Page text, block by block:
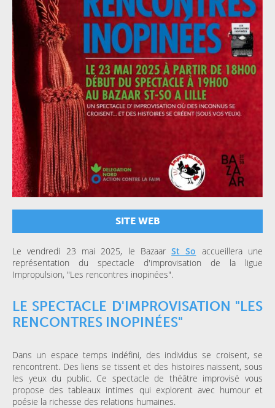
SITE WEB
Le vendredi 23 mai 2025, le BazaarSt So accueillera une
représentation du spectacle d'improvisation de la ligue
Impropulsion, "Les rencontres inopinées".
LE SPECTACLE D'IMPROVISATION "LES
RENCONTRES INOPINÉES"
Dans un espace temps indéfini, des individus se croisent, se
rencontrent. Des liens se tissent et des histoires naissent, sous
les yeux du public. Ce spectacle de théâtre improvisé vous
propose des tableaux intimes qui explorent avec humour et
poésie la richesse des relations humaines.